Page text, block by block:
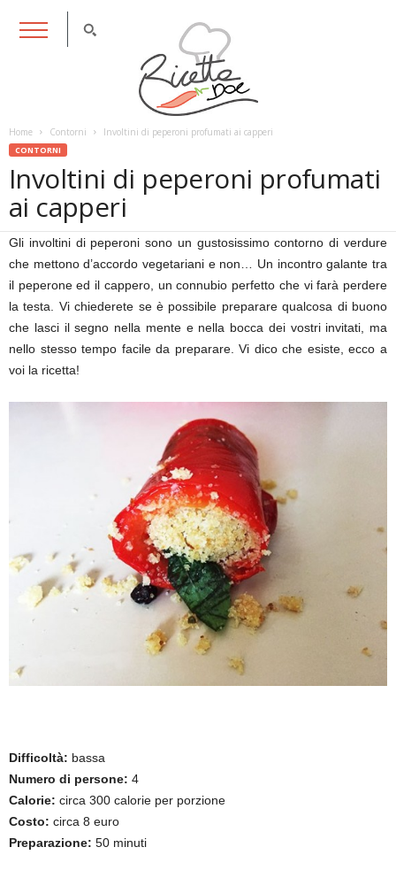
Home Contorni Involtini di peperoni profumati ai capperi
CONTORNI
Involtini di peperoni profumati
ai capperi
Gli involtini di peperoni sono un gustosissimo contorno di verdure
che mettono d’accordo vegetariani e non… Un incontro galante tra
il peperone ed il cappero, un connubio perfetto che vi farà perdere
la testa. Vi chiederete se è possibile preparare qualcosa di buono
che lasci il segno nella mente e nella bocca dei vostri invitati, ma
nello stesso tempo facile da preparare. Vi dico che esiste, ecco a
voi la ricetta!
Difficoltà: bassa
Numero di persone: 4
Calorie: circa 300 calorie per porzione
Costo: circa 8 euro
Preparazione: 50 minuti